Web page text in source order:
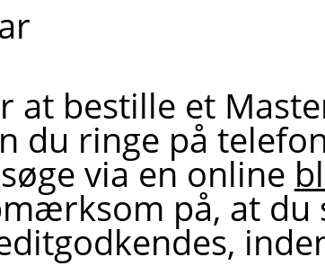
at bestille et
du ringe på
via en online
på, at du